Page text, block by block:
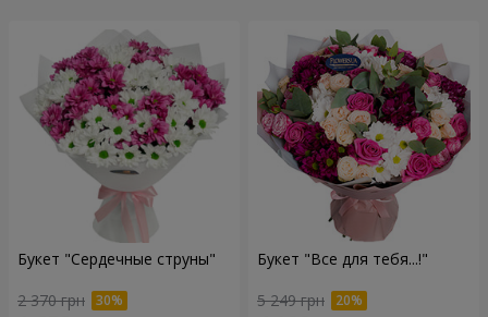
Букет "Сердечные струны"
2 370 грн
Букет "Все для тебя...!"
5 249 грн